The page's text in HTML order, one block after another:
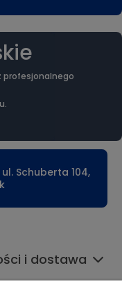
profesjonalnego
ul. Schuberta 104,
i dostawa